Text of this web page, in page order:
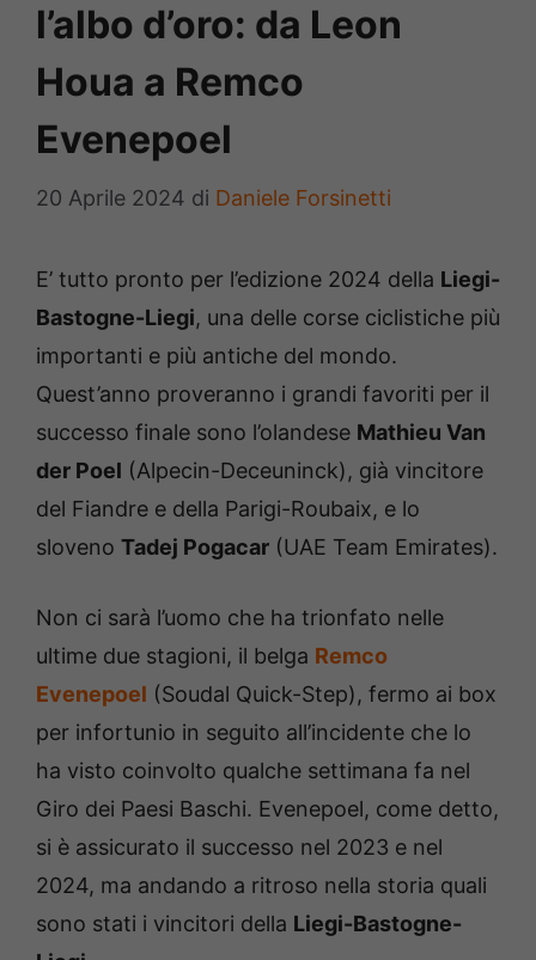
l’albo d’oro: da Leon
Houa a Remco
Evenepoel
20 Aprile 2024 di Daniele Forsinetti
E’ tutto pronto per l’edizione 2024 della Liegi-
Bastogne-Liegi, una delle corse ciclistiche più
importanti e più antiche del mondo.
Quest’anno proveranno i grandi favoriti per il
successo finale sono l’olandese Mathieu Van
der Poel (Alpecin-Deceuninck), già vincitore
del Fiandre e della Parigi-Roubaix, e lo
sloveno Tadej Pogacar (UAE Team Emirates).
Non ci sarà l’uomo che ha trionfato nelle
ultime due stagioni, il belga Remco
Evenepoel (Soudal Quick-Step), fermo ai box
per infortunio in seguito all’incidente che lo
ha visto coinvolto qualche settimana fa nel
Giro dei Paesi Baschi. Evenepoel, come detto,
si è assicurato il successo nel 2023 e nel
2024, ma andando a ritroso nella storia quali
sono stati i vincitori della Liegi-Bastogne-